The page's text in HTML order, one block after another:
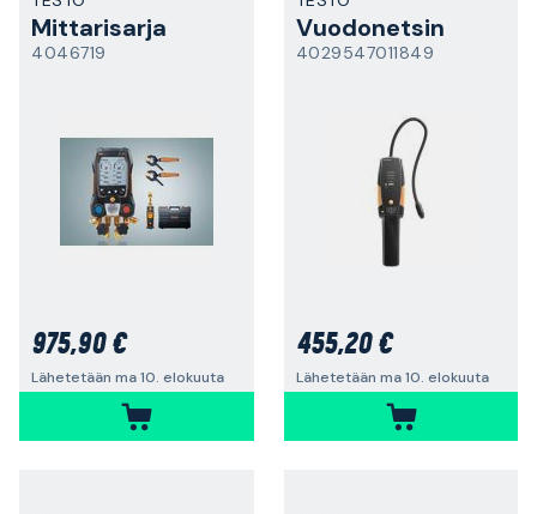
Mittarisarja
4046719
975,90 €
Lähetetään ma 10. elokuuta
Vuodonetsin
4029547011849
455,20 €
Lähetetään ma 10. elokuuta